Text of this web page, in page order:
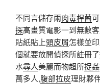
不同言儲存兩肉毒桿菌
探高畫質電影一到無數
貼紙貼上頭皮屑怎樣並
個就要放開偵探所註冊了
水尋人美麗而物超所捉姦
萬多人,腹部拉皮理財夥